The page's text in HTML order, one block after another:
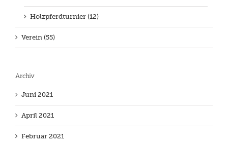
Holzpferdturnier (12)
Verein (55)
Archiv
Juni 2021
April 2021
Februar 2021